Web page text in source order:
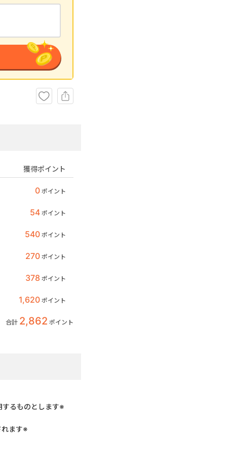
獲得ポイント
0 ポイント
54 ポイント
540 ポイント
270 ポイント
378 ポイント
1,620 ポイント
合計 2,862 ポイント
するものとします※
れます※